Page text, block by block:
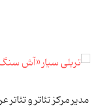
مدیر مرکز تئاتر و